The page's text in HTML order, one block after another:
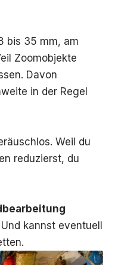
bis 35 mm, am
Zoomobjekte
Davon
in der Regel
Weil du
reduzierst, du
kannst eventuell